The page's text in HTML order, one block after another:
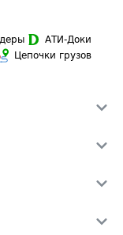
АТИ-Доки
Цепочки грузов